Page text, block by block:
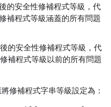
的安全性修補程式等級，代
補程式等級涵蓋的所有問題
的安全性修補程式等級，代
補程式等級以前的所有問題
修補程式字串等級設定為：